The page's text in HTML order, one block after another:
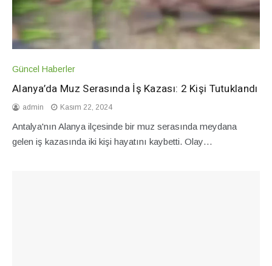
Güncel Haberler
Alanya’da Muz Serasında İş Kazası: 2 Kişi Tutuklandı
admin Kasım 22, 2024
Antalya'nın Alanya ilçesinde bir muz serasında meydana
gelen iş kazasında iki kişi hayatını kaybetti. Olay…